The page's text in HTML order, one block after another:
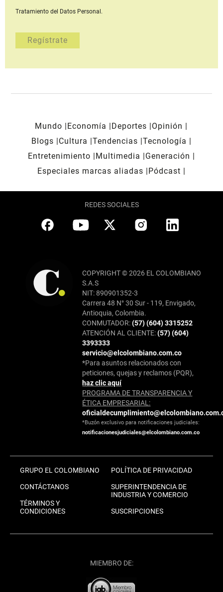
Tratamiento del Datos Personal.
Mundo Economía Deportes
Opinión
Blogs
Cultura Tendencias Tecnología
Entretenimiento
Multimedia
Generación
Especiales marcas aliadas
Pódcast
REDES SOCIALES
COPYRIGHT © 2026 EL COLOMBIANO
S.A.S
NIT: 890901352-3
Carrera 48 N° 30 Sur - 119, Envigado,
Antioquia, Colombia.
CONMUTADOR:(57) (604) 3315252
ATENCIÓN AL CLIENTE:(57) (604)
3393333
servicio@elcolombiano.com.co
*Para asuntos relacionados con
peticiones, quejas y reclamos (PQR),
haz clic aquí
PROGRAMA DE TRANSPARENCIA Y
ÉTICA EMPRESARIAL:
*Buzón exclusivo para notificaciones judiciales:
notificacionesjudiciales@elcolombiano.com.co
GRUPO EL COLOMBIANO
CONTÁCTANOS
TÉRMINOS Y
CONDICIONES
POLÍTICA DE PRIVACIDAD
SUPERINTENDENCIA DE
INDUSTRIA Y COMERCIO
SUSCRIPCIONES
MIEMBRO DE: